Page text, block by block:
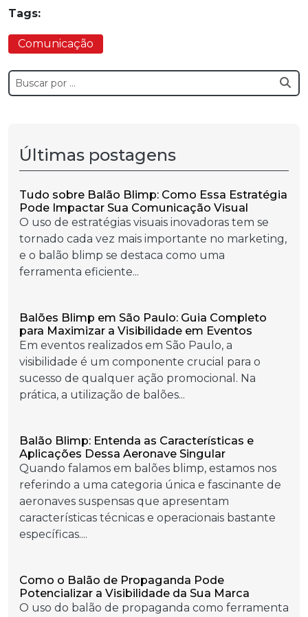
Tags:
Comunicação
Últimas postagens
Tudo sobre Balão Blimp: Como Essa Estratégia
Pode Impactar Sua Comunicação Visual
O uso de estratégias visuais inovadoras tem se
tornado cada vez mais importante no marketing,
e o balão blimp se destaca como uma
ferramenta eficiente...
Balões Blimp em São Paulo: Guia Completo
para Maximizar a Visibilidade em Eventos
Em eventos realizados em São Paulo, a
visibilidade é um componente crucial para o
sucesso de qualquer ação promocional. Na
prática, a utilização de balões...
Balão Blimp: Entenda as Características e
Aplicações Dessa Aeronave Singular
Quando falamos em balões blimp, estamos nos
referindo a uma categoria única e fascinante de
aeronaves suspensas que apresentam
características técnicas e operacionais bastante
específicas....
Como o Balão de Propaganda Pode
Potencializar a Visibilidade da Sua Marca
O uso do balão de propaganda como ferramenta